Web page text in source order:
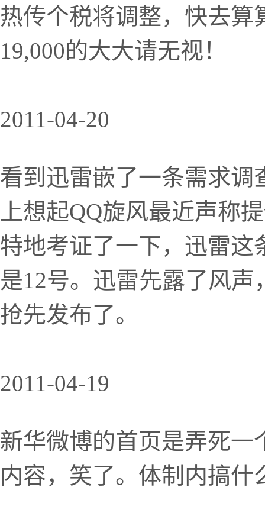
热传个税将调整，快去
19,000的大大请无视！
2011-04-20
看到迅雷嵌了一条需求调
上想起QQ旋风最近声称
特地考证了一下，迅雷这
是12号。迅雷先露了风
抢先发布了。
2011-04-19
新华微博的首页是弄死一
内容，笑了。体制内搞什